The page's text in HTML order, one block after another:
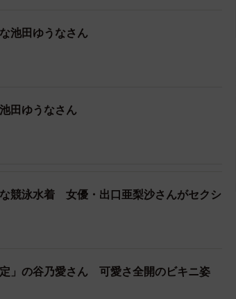
池田ゆうなさん
田ゆうなさん
な競泳水着 女優・出口亜梨沙さんがセクシ
」の谷乃愛さん 可愛さ全開のビキニ姿